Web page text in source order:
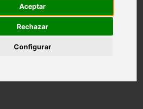
Aceptar
Rechazar
Configurar
Patagonia
Patagonia